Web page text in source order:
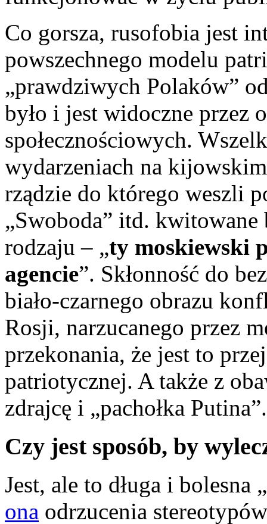
Co gorsza, rusofobia jest
powszechnego modelu
„prawdziwych Polaków”
było i jest widoczne przez
społecznościowych.
wydarzeniach na
rządzie do którego weszli
„Swoboda” itd. kwitowane
rodzaju – „ty moskiewski
agencie”. Skłonność do
biało-czarnego obrazu
Rosji, narzucanego przez
przekonania, że jest to
patriotycznej. A także z
zdrajcę i „pachołka Putina”.
Czy jest sposób, by
Jest, ale to długa i bolesna
ona odrzucenia